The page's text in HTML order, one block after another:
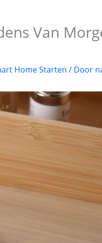
Van
Home Starten / Door